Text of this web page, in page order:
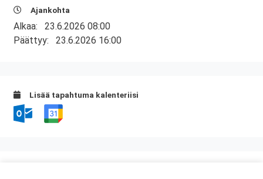
Ajankohta
Alkaa: 23.6.2026 08:00
Päättyy: 23.6.2026 16:00
Lisää tapahtuma kalenteriisi